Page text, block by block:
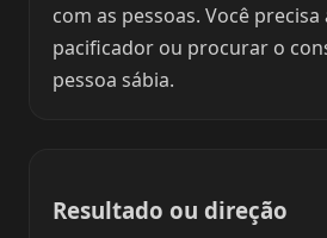
com as pessoas. Você
pacificador ou procurar o
pessoa sábia.
Resultado ou direção